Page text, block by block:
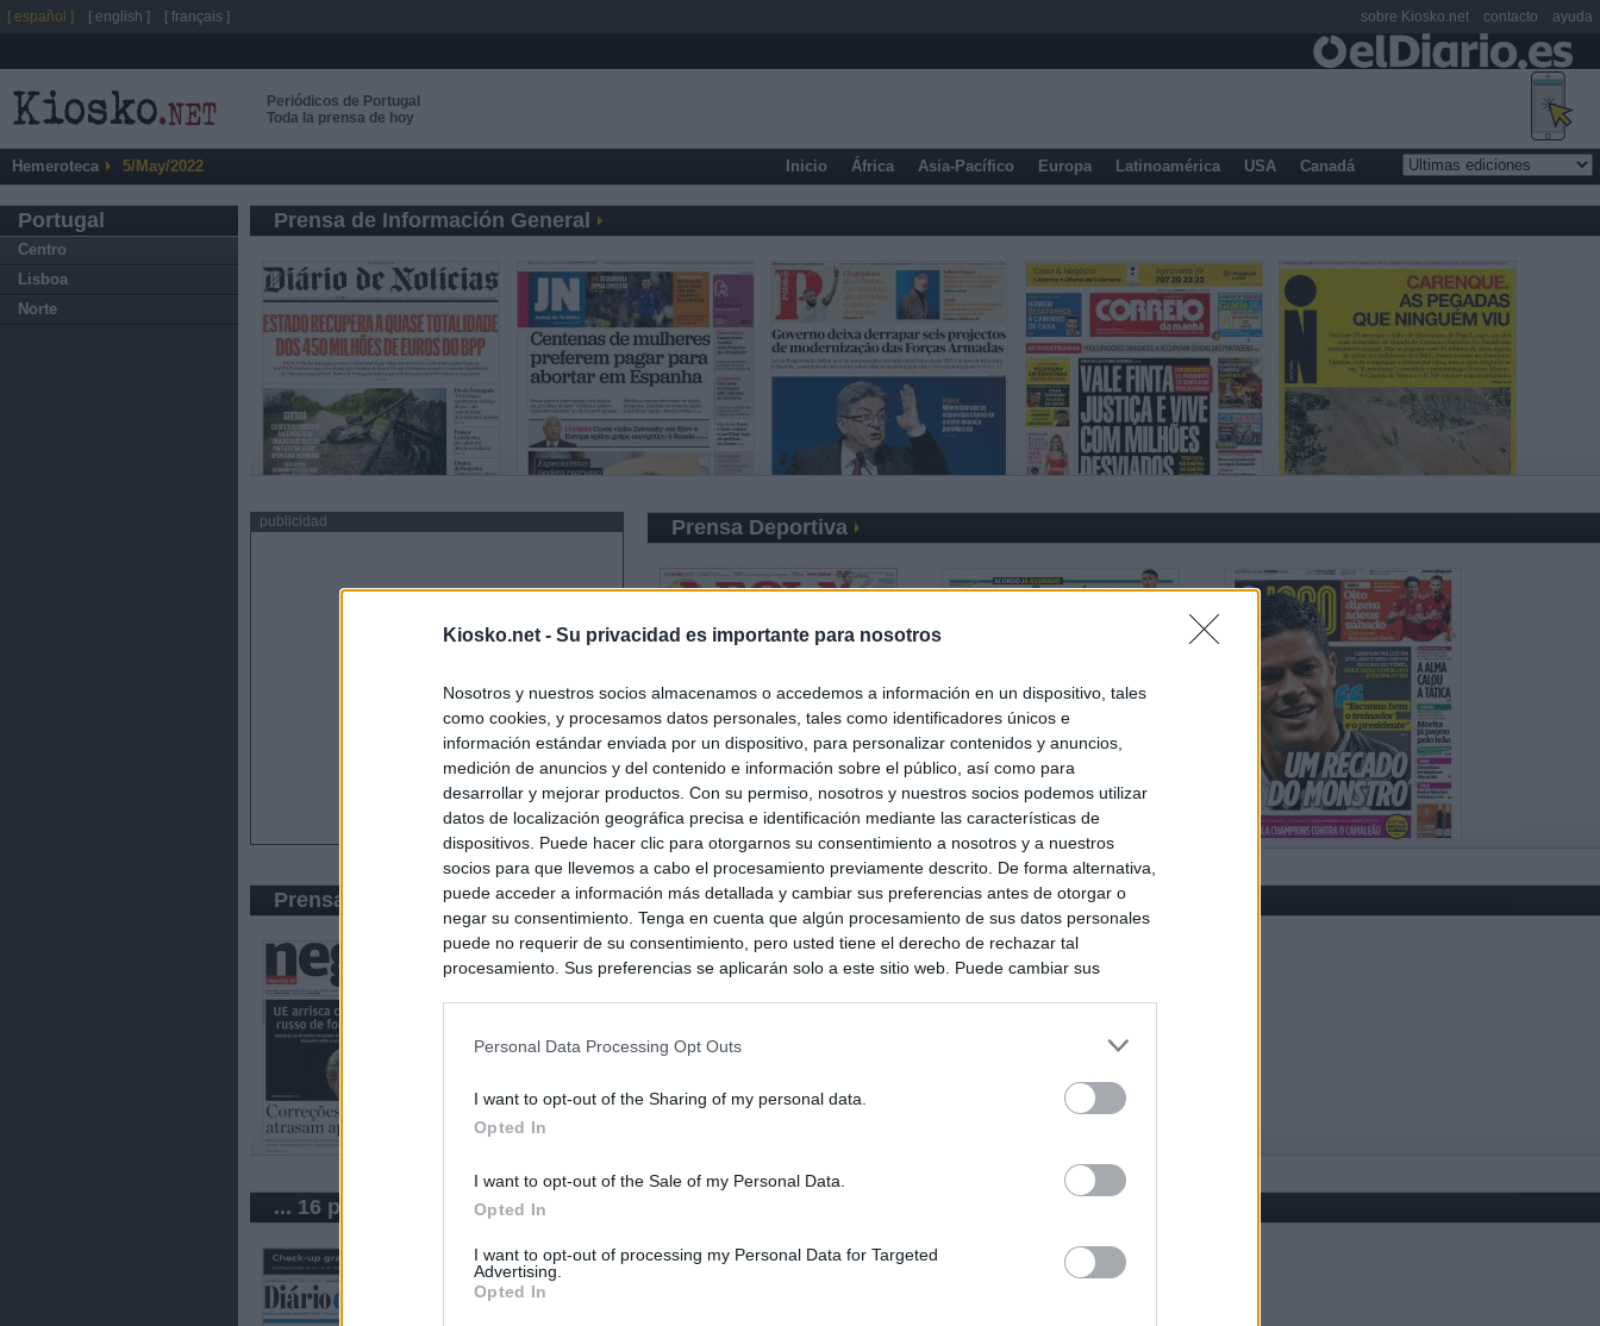
Kiosko.net - Su privacidad es importante para nosotros
Nosotros y nuestros socios almacenamos o accedemos a información en un dispositivo, tales
como cookies, y procesamos datos personales, tales como identificadores únicos e
información estándar enviada por un dispositivo, para personalizar contenidos y anuncios,
medición de anuncios y del contenido e información sobre el público, así como para
desarrollar y mejorar productos. Con su permiso, nosotros y nuestros socios podemos utilizar
datos de localización geográfica precisa e identificación mediante las características de
dispositivos. Puede hacer clic para otorgarnos su consentimiento a nosotros y a nuestros
socios para que llevemos a cabo el procesamiento previamente descrito. De forma alternativa,
puede acceder a información más detallada y cambiar sus preferencias antes de otorgar o
negar su consentimiento. Tenga en cuenta que algún procesamiento de sus datos personales
puede no requerir de su consentimiento, pero usted tiene el derecho de rechazar tal
procesamiento. Sus preferencias se aplicarán solo a este sitio web. Puede cambiar sus
Personal Data Processing Opt Outs
I want to opt-out of the Sharing of my personal data.
Opted In
I want to opt-out of the Sale of my Personal Data.
Opted In
I want to opt-out of processing my Personal Data for Targeted
Advertising.
Opted In
Periódicos de Portugal
Toda la prensa de hoy
Hemeroteca 5/May/2022 Inicio África Asia-Pacífico Europa Latinoamérica USA Canadá
Portugal
Centro
Lisboa
Norte
Prensa de Información General
publicidad Prensa Deportiva
Prensa Económica
... 16 periódicos de Portugal
[ español ] [ english ] [ français ] sobre Kiosko.net contacto ayuda